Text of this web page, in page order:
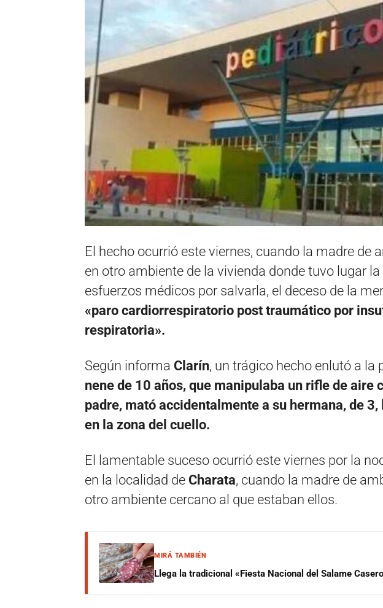
El hecho ocurrió este viernes, cuando la madre de
en otro ambiente de la vivienda donde tuvo lugar
esfuerzos médicos por salvarla, el deceso de la
«paro cardiorrespiratorio post traumático por
respiratoria».
Según informa Clarín, un trágico hecho enlutó a la
nene de 10 años, que manipulaba un rifle de aire
padre, mató accidentalmente a su hermana, de
en la zona del cuello.
El lamentable suceso ocurrió este viernes por la
en la localidad de Charata, cuando la madre de
otro ambiente cercano al que estaban ellos.
MIRÁ TAMBIÉN
Llega la tradicional «Fiesta Nacional del Salame